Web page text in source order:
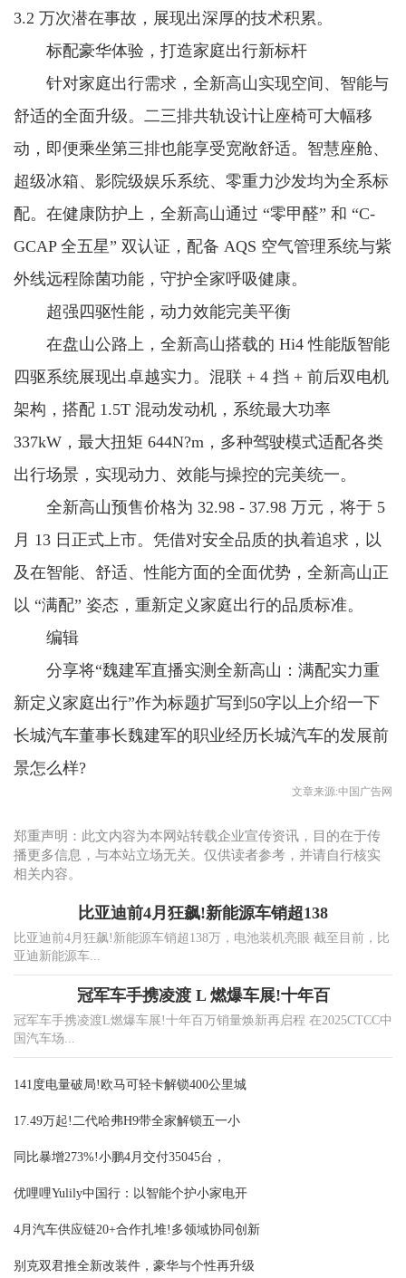
3.2 万次潜在事故，展现出深厚的技术积累。
标配豪华体验，打造家庭出行新标杆
针对家庭出行需求，全新高山实现空间、智能与
舒适的全面升级。二三排共轨设计让座椅可大幅移
动，即便乘坐第三排也能享受宽敞舒适。智慧座舱、
超级冰箱、影院级娱乐系统、零重力沙发均为全系标
配。在健康防护上，全新高山通过 “零甲醛” 和 “C-
GCAP 全五星” 双认证，配备 AQS 空气管理系统与紫
外线远程除菌功能，守护全家呼吸健康。
超强四驱性能，动力效能完美平衡
在盘山公路上，全新高山搭载的 Hi4 性能版智能
四驱系统展现出卓越实力。混联 + 4 挡 + 前后双电机
架构，搭配 1.5T 混动发动机，系统最大功率
337kW，最大扭矩 644N?m，多种驾驶模式适配各类
出行场景，实现动力、效能与操控的完美统一。
全新高山预售价格为 32.98 - 37.98 万元，将于 5
月 13 日正式上市。凭借对安全品质的执着追求，以
及在智能、舒适、性能方面的全面优势，全新高山正
以 “满配” 姿态，重新定义家庭出行的品质标准。
编辑
分享将“魏建军直播实测全新高山：满配实力重
新定义家庭出行”作为标题扩写到50字以上介绍一下
长城汽车董事长魏建军的职业经历长城汽车的发展前
景怎么样?
文章来源:中国广告网
郑重声明：此文内容为本网站转载企业宣传资讯，目的在于传
播更多信息，与本站立场无关。仅供读者参考，并请自行核实
相关内容。
比亚迪前4月狂飙!新能源车销超138
比亚迪前4月狂飙!新能源车销超138万，电池装机亮眼 截至目前，比
亚迪新能源车...
冠军车手携凌渡 L 燃爆车展!十年百
冠军车手携凌渡L燃爆车展!十年百万销量焕新再启程 在2025CTCC中
国汽车场...
141度电量破局!欧马可轻卡解锁400公里城
17.49万起!二代哈弗H9带全家解锁五一小
同比暴增273%!小鹏4月交付35045台，
优哩哩Yulily中国行：以智能个护小家电开
4月汽车供应链20+合作扎堆!多领域协同创新
别克双君推全新改装件，豪华与个性再升级